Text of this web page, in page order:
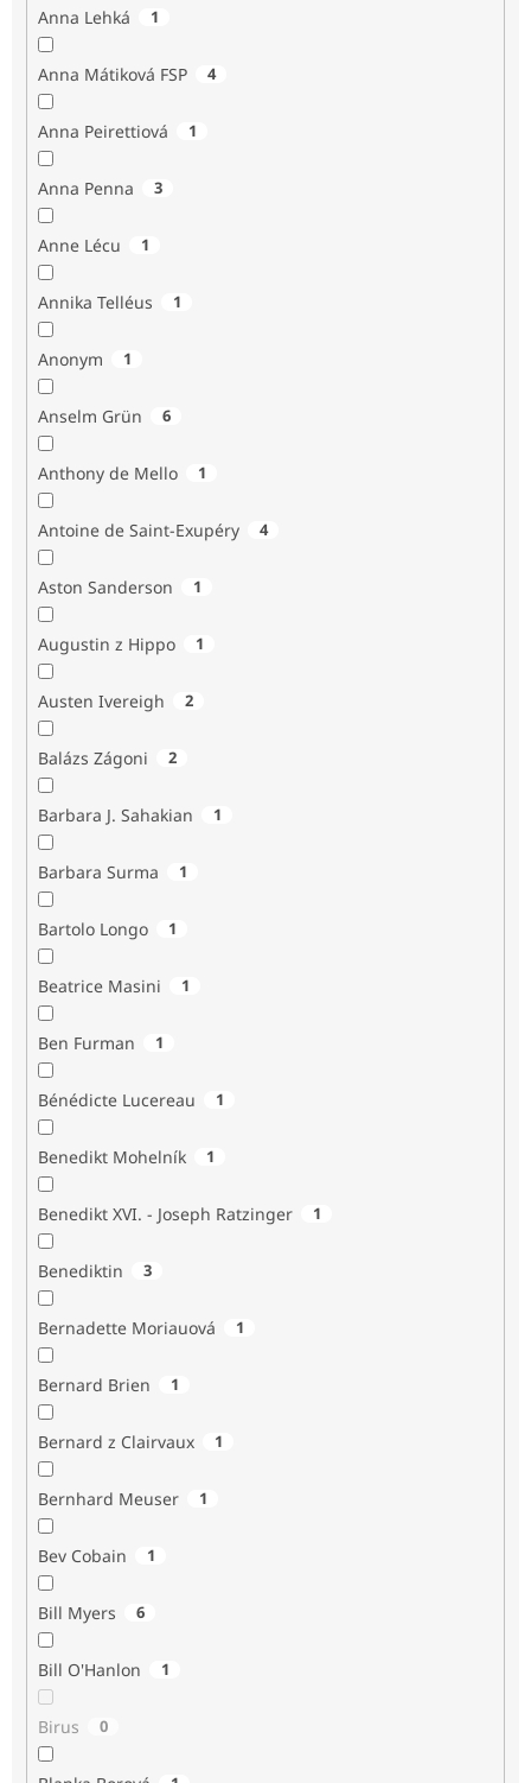
Anna Lehká 1
Anna Mátiková FSP 4
Anna Peirettiová 1
Anna Penna 3
Anne Lécu 1
Annika Telléus 1
Anonym 1
Anselm Grün 6
Anthony de Mello 1
Antoine de Saint-Exupéry 4
Aston Sanderson 1
Augustin z Hippo 1
Austen Ivereigh 2
Balázs Zágoni 2
Barbara J. Sahakian 1
Barbara Surma 1
Bartolo Longo 1
Beatrice Masini 1
Ben Furman 1
Bénédicte Lucereau 1
Benedikt Mohelník 1
Benedikt XVI. - Joseph Ratzinger 1
Benediktin 3
Bernadette Moriauová 1
Bernard Brien 1
Bernard z Clairvaux 1
Bernhard Meuser 1
Bev Cobain 1
Bill Myers 6
Bill O'Hanlon 1
Birus 0